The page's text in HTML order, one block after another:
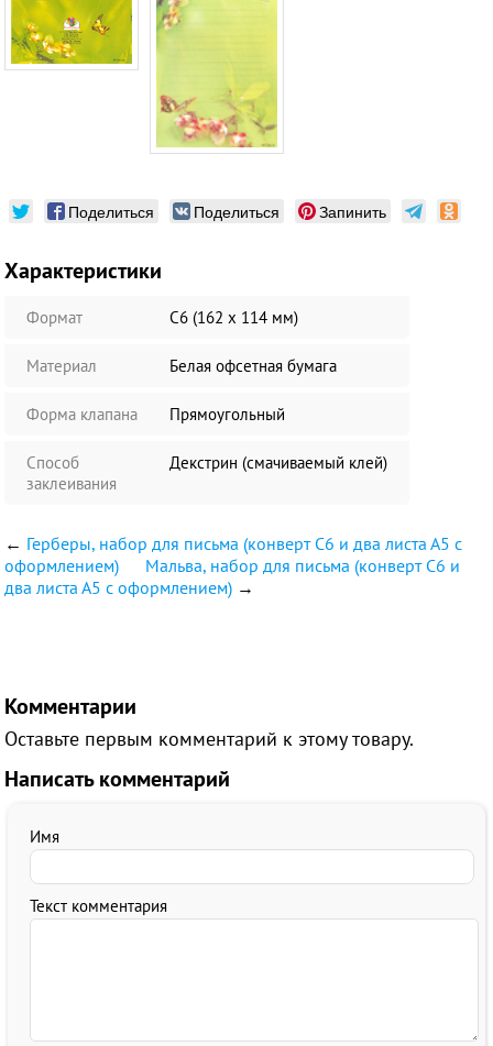
Поделиться Поделиться Запинить
Характеристики
Формат С6 (162 х 114 мм)
Материал Белая офсетная бумага
Форма клапана Прямоугольный
Способ
заклеивания
Декстрин (смачиваемый клей)
← Герберы, набор для письма (конверт С6 и два листа А5 с
оформлением)
Мальва, набор для письма (конверт С6 и
два листа А5 с оформлением) →
Комментарии
Оставьте первым комментарий к этому товару.
Написать комментарий
Имя
Текст комментария